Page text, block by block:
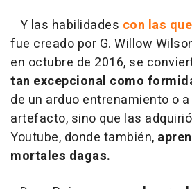
Y las habilidades con las
fue creado por G. Willow
en octubre de 2016, se
tan excepcional como
de un arduo entrenamiento o
artefacto, sino que las
Youtube, donde también,
mortales dagas.